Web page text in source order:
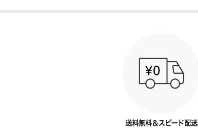
送料無料＆スピード配送